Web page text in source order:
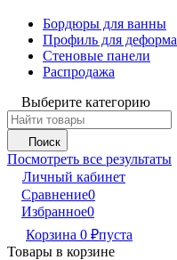
Бордюры для ванны
Профиль для
Стеновые панели
Распродажа
Выберите категорию
Поиск
Посмотреть все результаты
Личный кабинет
Сравнение0
Избранное0
Корзина 0 ₽пуста
Товары в корзине